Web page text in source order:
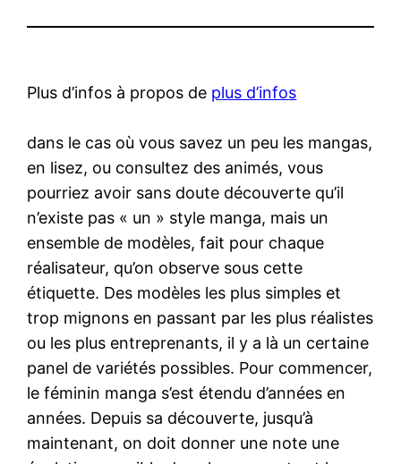
Plus d’infos à propos de plus d’infos
dans le cas où vous savez un peu les mangas,
en lisez, ou consultez des animés, vous
pourriez avoir sans doute découverte qu’il
n’existe pas « un » style manga, mais un
ensemble de modèles, fait pour chaque
réalisateur, qu’on observe sous cette
étiquette. Des modèles les plus simples et
trop mignons en passant par les plus réalistes
ou les plus entreprenants, il y a là un certaine
panel de variétés possibles. Pour commencer,
le féminin manga s’est étendu d’années en
années. Depuis sa découverte, jusqu’à
maintenant, on doit donner une note une